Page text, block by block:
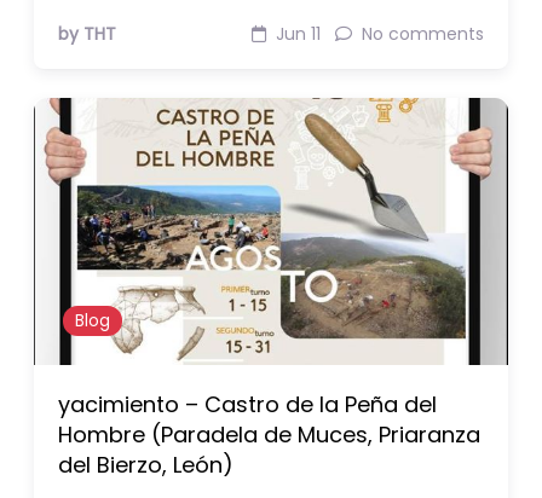
by THT Jun 11 No comments
Blog
yacimiento – Castro de la Peña del
Hombre (Paradela de Muces, Priaranza
del Bierzo, León)